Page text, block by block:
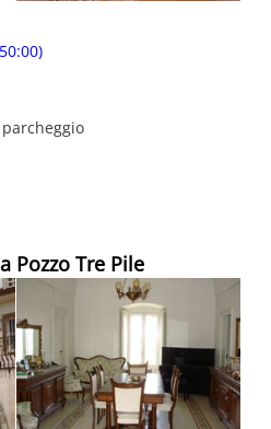
Pozzo Tre Pile